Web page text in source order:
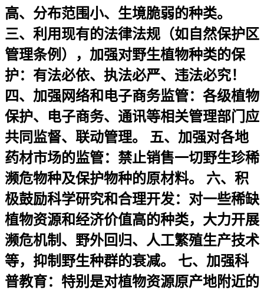
高、分布范围小、生境脆弱的种类。
三、利用现有的法律法规（如自然保护区
管理条例），加强对野生植物种类的保
护：有法必依、执法必严、违法必究！
四、加强网络和电子商务监管：各级植物
保护、电子商务、通讯等相关管理部门应
共同监督、联动管理。 五、加强对各地
药材市场的监管：禁止销售一切野生珍稀
濒危物种及保护物种的原材料。 六、积
极鼓励科学研究和合理开发：对一些稀缺
植物资源和经济价值高的种类，大力开展
濒危机制、野外回归、人工繁殖生产技术
等，抑制野生种群的衰减。 七、加强科
普教育：特别是对植物资源原产地附近的